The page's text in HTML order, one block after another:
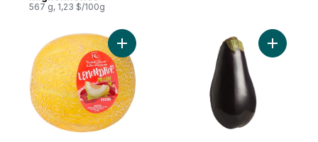
567 g, 1,23 $/100g
Ajouter Melon Lemondrop® au panier
Ajouter